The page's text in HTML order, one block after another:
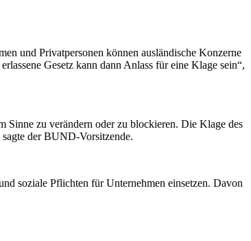
und Privatpersonen können ausländische Konzerne
Gesetz kann dann Anlass für eine Klage sein“,
Sinne zu verändern oder zu blockieren. Die Klage des
der BUND-Vorsitzende.
soziale Pflichten für Unternehmen einsetzen. Davon